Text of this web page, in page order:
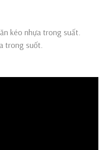
kéo nhựa trong suất.
trong suốt.